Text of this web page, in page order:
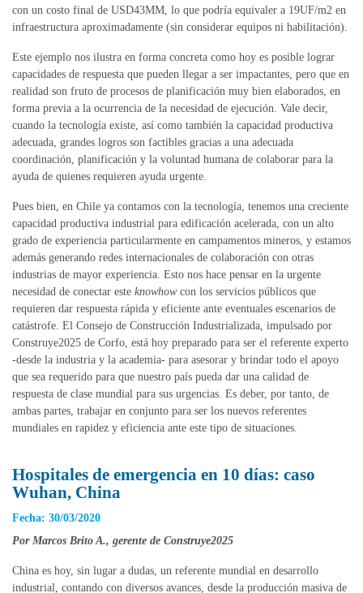
con un costo final de USD43MM, lo que podría equivaler a 19UF/m2 en
infraestructura aproximadamente (sin considerar equipos ni habilitación).
Este ejemplo nos ilustra en forma concreta como hoy es posible lograr
capacidades de respuesta que pueden llegar a ser impactantes, pero que en
realidad son fruto de procesos de planificación muy bien elaborados, en
forma previa a la ocurrencia de la necesidad de ejecución. Vale decir,
cuando la tecnología existe, así como también la capacidad productiva
adecuada, grandes logros son factibles gracias a una adecuada
coordinación, planificación y la voluntad humana de colaborar para la
ayuda de quienes requieren ayuda urgente.
Pues bien, en Chile ya contamos con la tecnología, tenemos una creciente
capacidad productiva industrial para edificación acelerada, con un alto
grado de experiencia particularmente en campamentos mineros, y estamos
además generando redes internacionales de colaboración con otras
industrias de mayor experiencia. Esto nos hace pensar en la urgente
necesidad de conectar este knowhowcon los servicios públicos que
requieren dar respuesta rápida y eficiente ante eventuales escenarios de
catástrofe. El Consejo de Construcción Industrializada, impulsado por
Construye2025 de Corfo, está hoy preparado para ser el referente experto
-desde la industria y la academia- para asesorar y brindar todo el apoyo
que sea requerido para que nuestro país pueda dar una calidad de
respuesta de clase mundial para sus urgencias. Es deber, por tanto, de
ambas partes, trabajar en conjunto para ser los nuevos referentes
mundiales en rapidez y eficiencia ante este tipo de situaciones.
Hospitales de emergencia en 10 días: caso
Wuhan, China
Fecha: 30/03/2020
Por Marcos Brito A., gerente de Construye2025
China es hoy, sin lugar a dudas, un referente mundial en desarrollo
industrial, contando con diversos avances, desde la producción masiva de